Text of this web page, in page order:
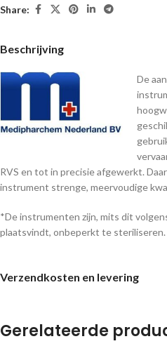
Share:
Beschrijving
De
RVS en tot in precisie afgewerkt.
instrument strenge, meervoudige
*De instrumenten zijn, mits dit
plaatsvindt, onbeperkt te steriliseren.
Verzendkosten en levering
Gerelateerde